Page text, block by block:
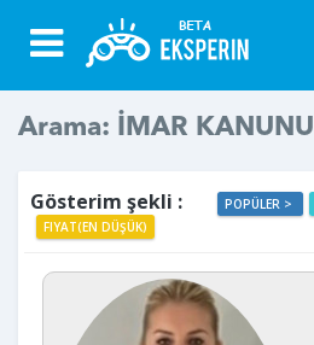
Arama: İMAR KANUNU
Gösterim şekli : POPÜLER >
FIYAT(EN DÜŞÜK)